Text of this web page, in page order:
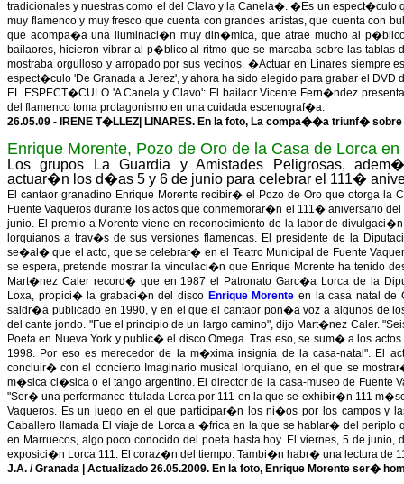
tradicionales y nuestras como el del Clavo y la Canela�. �Es un espect�culo
muy flamenco y muy fresco que cuenta con grandes artistas, que cuenta con
que acompa�a una iluminaci�n muy din�mica, que atrae mucho al
bailaores, hicieron vibrar al p�blico al ritmo que se marcaba sobre las
mostraba orgulloso y arropado por sus vecinos. �Actuar en Linares
espect�culo 'De Granada a Jerez', y ahora ha sido elegido para grabar el DVD
EL ESPECT�CULO 'A Canela y Clavo': El bailaor Vicente Fern�ndez
del flamenco toma protagonismo en una cuidada escenograf�a.
26.05.09 - IRENE T�LLEZ| LINARES. En la foto, La compa��a triunf�
Enrique Morente, Pozo de Oro de la Casa de Lorca
Los grupos La Guardia y Amistades Peligrosas,
actuar�n los d�as 5 y 6 de junio para celebrar el 111�
El cantaor granadino Enrique Morente recibir� el Pozo de Oro que otorga la
Fuente Vaqueros durante los actos que conmemorar�n el 111� aniversario
junio. El premio a Morente viene en reconocimiento de la labor de
lorquianos a trav�s de sus versiones flamencas. El presidente de la
se�al� que el acto, que se celebrar� en el Teatro Municipal de Fuente
se espera, pretende mostrar la vinculaci�n que Enrique Morente ha tenido
Mart�nez Caler record� que en 1987 el Patronato Garc�a Lorca de la
Loxa, propici� la grabaci�n del disco Enrique Morente en la casa natal de
saldr�a publicado en 1990, y en el que el cantaor pon�a voz a algunos de
del cante jondo. "Fue el principio de un largo camino", dijo Mart�nez Caler.
Poeta en Nueva York y public� el disco Omega. Tras eso, se sum� a los
1998. Por eso es merecedor de la m�xima insignia de la casa-natal". El
concluir� con el concierto Imaginario musical lorquiano, en el que se
m�sica cl�sica o el tango argentino. El director de la casa-museo de
"Ser� una performance titulada Lorca por 111 en la que se exhibir�n 111
Vaqueros. Es un juego en el que participar�n los ni�os por los campos y
Caballero llamada El viaje de Lorca a �frica en la que se hablar� del
en Marruecos, algo poco conocido del poeta hasta hoy. El viernes, 5 de
exposici�n Lorca 111. El coraz�n del tiempo. Tambi�n habr� una lectura de
J.A. / Granada | Actualizado 26.05.2009. En la foto, Enrique Morente ser�